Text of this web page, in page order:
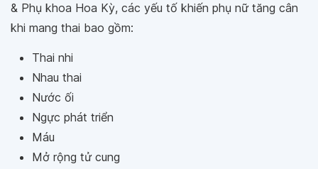
& Phụ khoa Hoa Kỳ, các yếu tố khiến phụ nữ tăng cân
khi mang thai bao gồm:
Thai nhi
Nhau thai
Nước ối
Ngực phát triển
Máu
Mở rộng tử cung